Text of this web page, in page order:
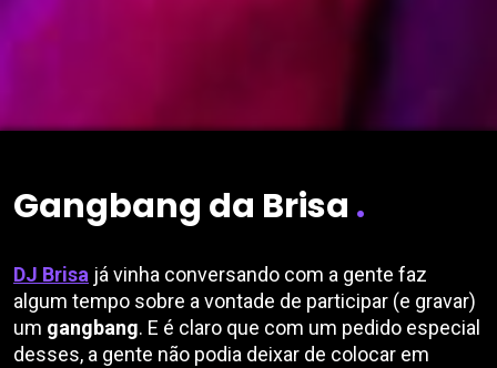
Gangbang da Brisa .
DJ Brisa já vinha conversando com a gente faz
algum tempo sobre a vontade de participar (e gravar)
um gangbang. E é claro que com um pedido especial
desses, a gente não podia deixar de colocar em